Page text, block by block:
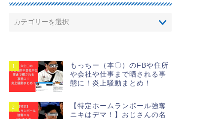
1
もっちー（本〇）のFBや住所
や会社や仕事まで晒される事
態に！炎上騒動まとめ！
2
【特定ホームランボール強奪
ニキはデマ！】おじさんの名